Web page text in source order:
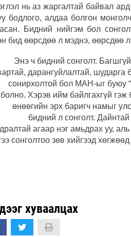
нь аз жаргалтай байвал
бодлого, алдаа болгон
Бидний нийгэм бол
бид өөрсдөө л мэднэ, өөрсдөө
Энэ ч бидний сонголт.
дарангуйлалтай, шударга
сонирхолтой бол МАН-ыг буюу
болно. Хэрэв ийм байлгахгүй
өнөөгийн эрх баригч намыг
бидний л сонголт.
агаар нэг амьдрах уу,
сонголтоо зөв хийгээд
хуваалцах